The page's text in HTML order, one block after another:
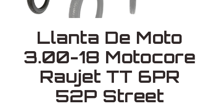
Llanta De Moto
3.00-18 Motocore
Raujet TT 6PR
52P Street